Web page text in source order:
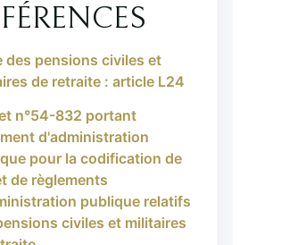
des pensions civiles et
de retraite : article L24
n°54-832 portant
d'administration
pour la codification de
de règlements
publique relatifs
civiles et militaires